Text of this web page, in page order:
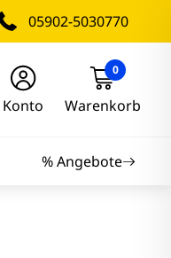
05902-5030770
Konto
0
Warenkorb
% Angebote